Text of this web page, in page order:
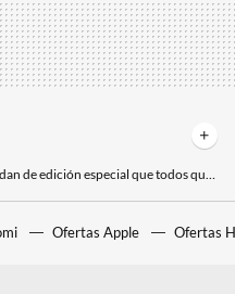
Novedad en Nike: las zapatillas Air Jordan de edición especial que todos querrán por bonitas y duraderas
Conoce a los finalistas de los Premios Xataka NordVPN 2025: repasando los mejores televisores y sorteo de cinco tarjetas regalo de MediaMarkt
Ofertas Apple Ofertas